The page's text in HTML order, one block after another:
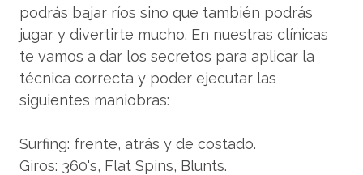
podrás bajar ríos sino que también podrás
jugar y divertirte mucho. En nuestras clínicas
te vamos a dar los secretos para aplicar la
técnica correcta y poder ejecutar las
siguientes maniobras:
Surfing: frente, atrás y de costado.
Giros: 360's, Flat Spins, Blunts.